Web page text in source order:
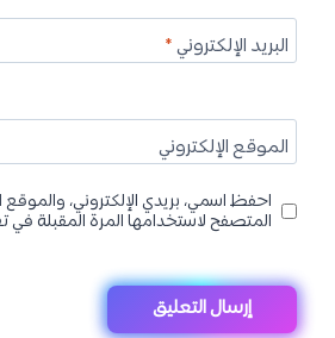
البريد الإلكتروني*
الموقع الإلكتروني
احفظ اسمي، بريدي الإلكتروني، والموقع
المتصفح لاستخدامها المرة المقبلة في